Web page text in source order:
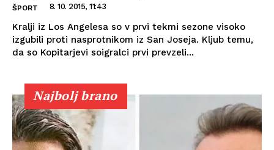
ŠPORT 8. 10. 2015, 11:43
Kralji iz Los Angelesa so v prvi tekmi sezone visoko
izgubili proti nasprotnikom iz San Joseja. Kljub temu,
da so Kopitarjevi soigralci prvi prevzeli...
Najbolj brano